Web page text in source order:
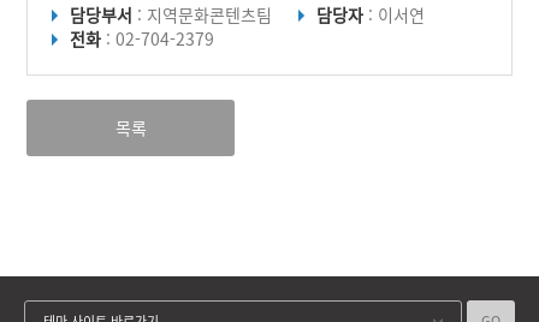
담당부서 : 지역문화콘텐츠팀 담당자 : 이서연
전화 : 02-704-2379
목록